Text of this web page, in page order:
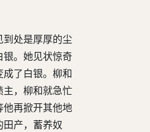
处是厚厚的尘
银。她见状惊奇
了白银。柳和
主，柳和就急忙
他再掀开其他地
产，蓄养奴